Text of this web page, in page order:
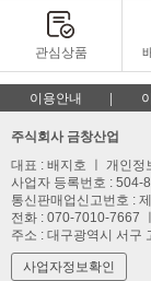
관심상품
이용안내
주식회사 금창산업
대표 : 배지호 ㅣ 개인정
사업자 등록번호 : 504-
통신판매업신고번호 :
전화 : 070-7010-7667
주소 : 대구광역시 서구
사업자정보확인